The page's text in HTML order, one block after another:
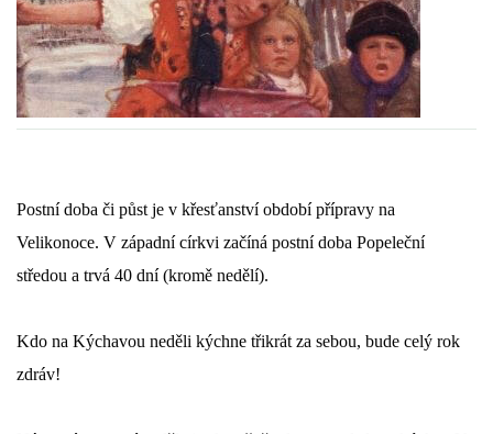
OSTATNÍ
ODKAZY
DŮL NA SLÍDU (NA KOLE)
Postní doba či půst je v křesťanství období přípravy na
Velikonoce. V západní církvi začíná postní doba Popeleční
středou a trvá 40 dní (kromě nedělí).
Kdo na Kýchavou neděli kýchne třikrát za sebou, bude celý rok
zdráv!